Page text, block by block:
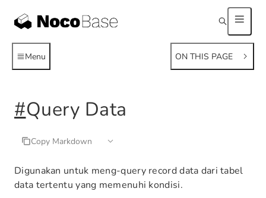
Menu ON THIS PAGE
#Query Data
Copy Markdown
Digunakan untuk meng-query record data dari tabel
data tertentu yang memenuhi kondisi.